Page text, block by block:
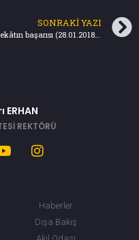
SONRAKI YAZI
Harekâtın başarısı (28.01.2018) Türkiye Gazetesi
ERHAN
REKTÖRÜ
Haberler
Dışa Bakış